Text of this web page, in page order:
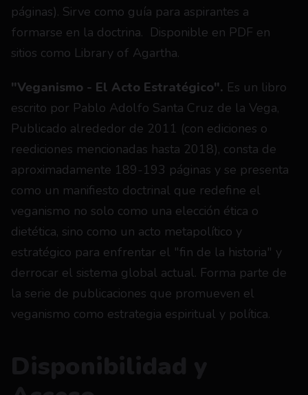
páginas). Sirve como guía para aspirantes a
formarse en la doctrina. Disponible en PDF en
sitios como Library of Agartha.
"Veganismo - El Acto Estratégico". Es un libro
escrito por Pablo Adolfo Santa Cruz de la Vega,
Publicado alrededor de 2011 (con ediciones o
reediciones mencionadas hasta 2018), consta de
aproximadamente 189-193 páginas y se presenta
como un manifiesto doctrinal que redefine el
veganismo no solo como una elección ética o
dietética, sino como un acto metapolítico y
estratégico para enfrentar el "fin de la historia" y
derrocar el sistema global actual. Forma parte de
la serie de publicaciones que promueven el
veganismo como estrategia espiritual y política.